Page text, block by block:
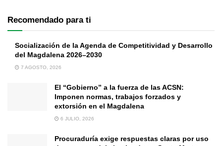
Recomendado para ti
Socialización de la Agenda de Competitividad y Desarrollo
del Magdalena 2026–2030
7 AGOSTO, 2026
El “Gobierno” a la fuerza de las ACSN:
Imponen normas, trabajos forzados y
extorsión en el Magdalena
6 JULIO, 2026
Procuraduría exige respuestas claras por uso